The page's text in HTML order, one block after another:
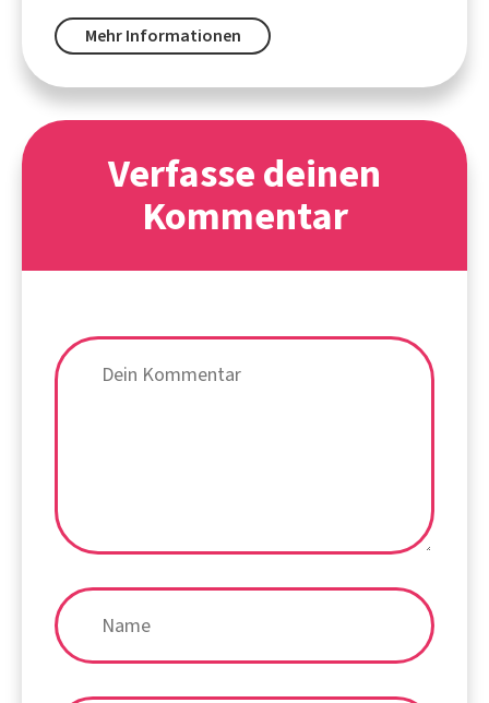
Mehr Informationen
Verfasse deinen
Kommentar